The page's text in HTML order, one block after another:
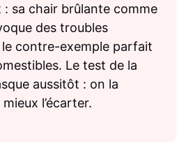
: sa chair brûlante comme
des troubles
le contre-exemple parfait
Le test de la
aussitôt : on la
l’écarter.